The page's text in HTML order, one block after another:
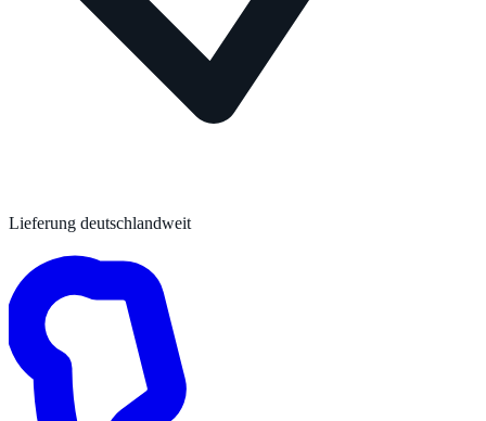
Lieferung deutschlandweit